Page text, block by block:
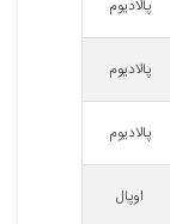
پالادیوم
پالادیوم
پالادیوم
اوپال